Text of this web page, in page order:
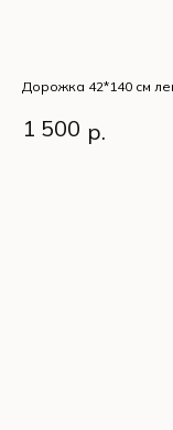
Дорожка 42*140 см
1 500 р.